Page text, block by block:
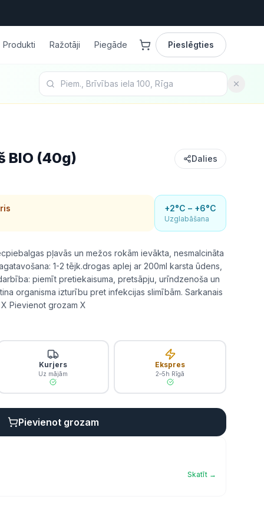
Produkti Ražotāji Piegāde Pieslēgties
BIO (40g) Dalies
+2°C – +6°C
Uzglabāšana
pļavās un mežos rokām ievākta, nesmalcināta
1-2 tējk.drogas aplej ar 200ml karsta ūdens,
piemīt pretiekaisuma, pretsāpju, urīndzenoša un
organisma izturību pret infekcijas slimībām. Sarkanais
Pievienot grozam X
Kurjers
Uz mājām
Ekspres
2–5h Rīgā
Pievienot grozam
Skatīt →